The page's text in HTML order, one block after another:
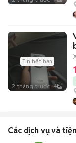
Tin hết hạn
2 tháng trước 4
Các dịch vụ và